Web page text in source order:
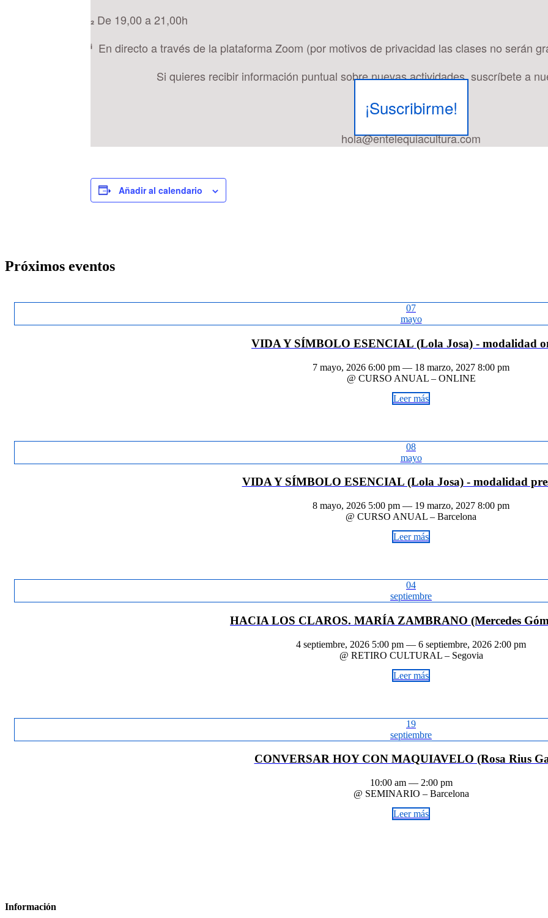
 De 19,00 a 21,00h
 En directo a través de la plataforma Zoom (por motivos de privacidad las clases no serán
Si quieres recibir información puntual sobre nuevas actividades, suscríbete a
¡Suscribirme!
hola@entelequiacultura.com
Añadir al calendario
Próximos eventos
07
mayo
VIDA Y SÍMBOLO ESENCIAL (Lola Josa) - modalidad
7 mayo, 2026 6:00 pm — 18 marzo, 2027 8:00 pm
@ CURSO ANUAL – ONLINE
Leer más
08
mayo
VIDA Y SÍMBOLO ESENCIAL (Lola Josa) - modalidad
8 mayo, 2026 5:00 pm — 19 marzo, 2027 8:00 pm
@ CURSO ANUAL – Barcelona
Leer más
04
septiembre
HACIA LOS CLAROS. MARÍA ZAMBRANO (Mercedes
4 septiembre, 2026 5:00 pm — 6 septiembre, 2026 2:00 pm
@ RETIRO CULTURAL – Segovia
Leer más
19
septiembre
CONVERSAR HOY CON MAQUIAVELO (Rosa Rius
10:00 am — 2:00 pm
@ SEMINARIO – Barcelona
Leer más
Información